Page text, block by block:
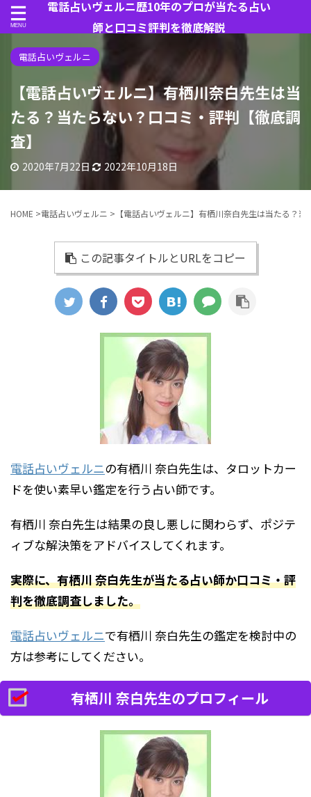
電話占いヴェルニ歴10年のプロが当たる占い
師と口コミ評判を徹底解説
電話占いヴェルニ
【電話占いヴェルニ】有栖川奈白先生は当
たる？当たらない？口コミ・評判【徹底調
査】
2020年7月22日 2022年10月18日
HOME >電話占いヴェルニ > 【電話占いヴェルニ】有栖川奈白先生は当たる？
この記事タイトルとURLをコピー
電話占いヴェルニの有栖川 奈白先生は、タロットカー
ドを使い素早い鑑定を行う占い師です。
有栖川 奈白先生は結果の良し悪しに関わらず、ポジテ
ィブな解決策をアドバイスしてくれます。
実際に、有栖川 奈白先生が当たる占い師か口コミ・評
判を徹底調査しました。
電話占いヴェルニで有栖川 奈白先生の鑑定を検討中の
方は参考にしてください。
有栖川 奈白先生のプロフィール